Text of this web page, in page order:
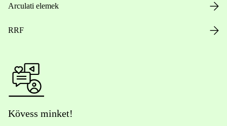
Arculati elemek
RRF
Kövess minket!